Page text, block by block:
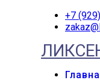
+7